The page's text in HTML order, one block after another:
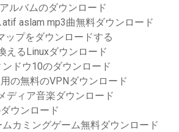
ルバムのダウンロード
aslam mp3曲無料ダウンロード
ップをダウンロードする
えるLinuxダウンロード
ドウ10のダウンロード
の無料のVPNダウンロード
ディア音楽ダウンロード
ウンロード
カミングゲーム無料ダウンロード